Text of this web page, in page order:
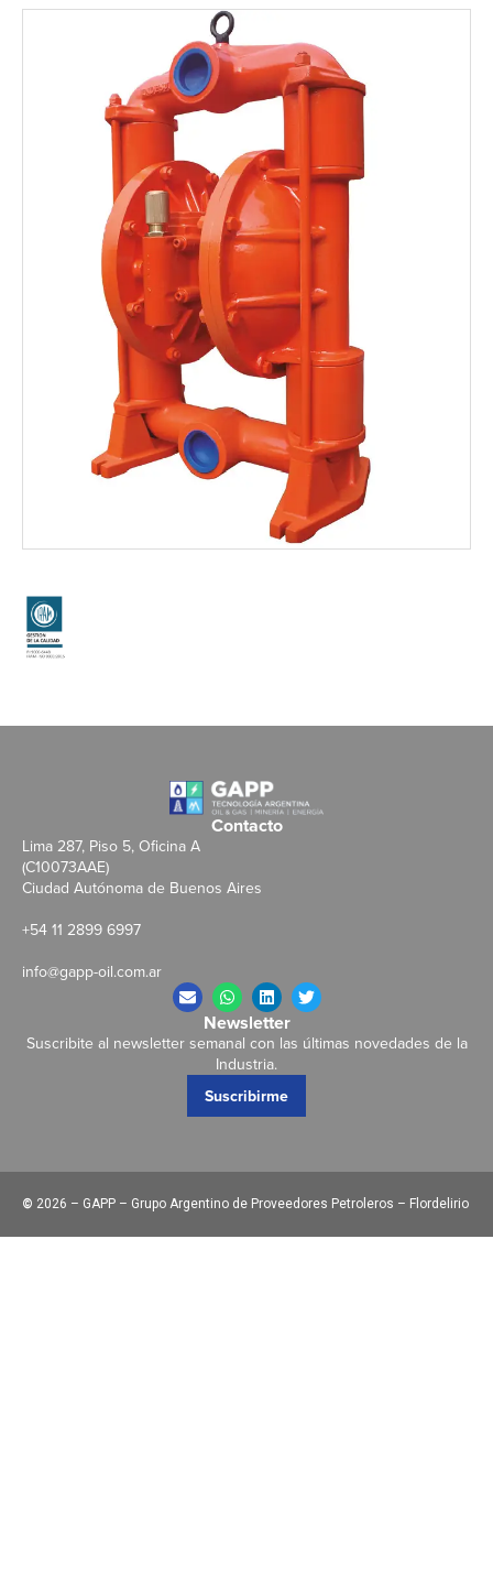
Contacto
Lima 287, Piso 5, Oficina A
(C10073AAE)
Ciudad Autónoma de Buenos Aires
+54 11 2899 6997
info@gapp-oil.com.ar
Newsletter
Suscribite al newsletter semanal con las últimas novedades de la
Industria.
Suscribirme
© 2026 – GAPP – Grupo Argentino de Proveedores Petroleros – Flordelirio